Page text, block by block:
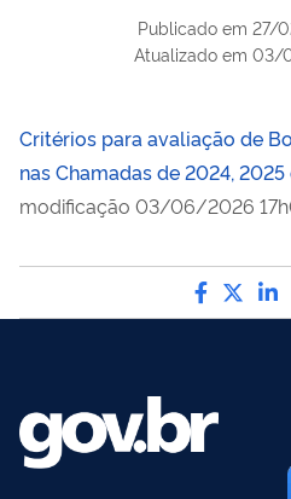
Publicado em 27/
Atualizado em 03/
Critérios para avaliação de
nas Chamadas de 2024,
modificação 03/06/2026